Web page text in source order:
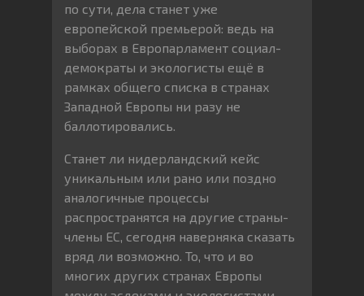
по сути, дела станет уже
европейской премьерой: ведь на
выборах в Европарламент социал-
демократы и экологисты ещё в
рамках общего списка в странах
Западной Европы ни разу не
баллотировались.
Станет ли нидерландский кейс
уникальным или рано или поздно
аналогичные процессы
распространятся на другие страны-
члены ЕС, сегодня наверняка сказать
вряд ли возможно. То, что и во
многих других странах Европы